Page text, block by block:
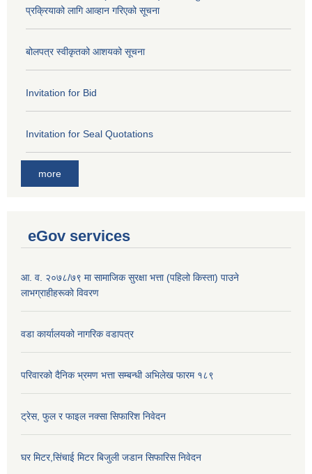
प्रक्रियाको लागि आव्हान गरिएको सूचना
बोलपत्र स्वीकृतको आशयको सूचना
Invitation for Bid
Invitation for Seal Quotations
more
eGov services
आ. व. २०७८/७९ मा सामाजिक सुरक्षा भत्ता (पहिलो किस्ता) पाउने
लाभग्राहीहरूको विवरण
वडा कार्यालयको नागरिक वडापत्र
परिवारको दैनिक भ्रमण भत्ता सम्बन्धी अभिलेख फारम १८९
ट्रेस, फुल र फाइल नक्सा सिफारिश निवेदन
घर मिटर,सिंचाई मिटर बिजुली जडान सिफारिस निवेदन